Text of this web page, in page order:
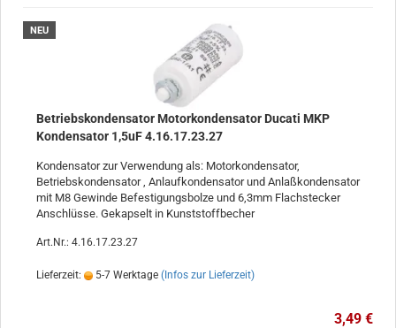
NEU
Betriebskondensator Motorkondensator Ducati MKP
Kondensator 1,5uF 4.16.17.23.27
Kondensator zur Verwendung als: Motorkondensator,
Betriebskondensator , Anlaufkondensator und Anlaßkondensator
mit M8 Gewinde Befestigungsbolze und 6,3mm Flachstecker
Anschlüsse. Gekapselt in Kunststoffbecher
Art.Nr.: 4.16.17.23.27
Lieferzeit: 5-7 Werktage (Infos zur Lieferzeit)
3,49 €